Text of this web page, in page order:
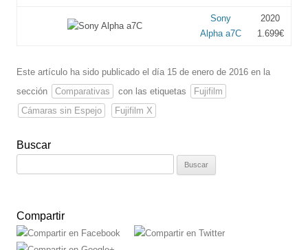
Sony
Alpha a7C
2020
1.699€
Este artículo ha sido publicado el día 15 de enero de 2016 en la
sección
Comparativas con las etiquetas
Fujifilm
Cámaras sin Espejo
Fujifilm X
Buscar
Compartir